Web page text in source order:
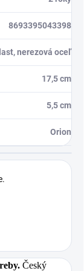
8693395043398
nerezová oceľ
17,5 cm
5,5 cm
Orion
Český